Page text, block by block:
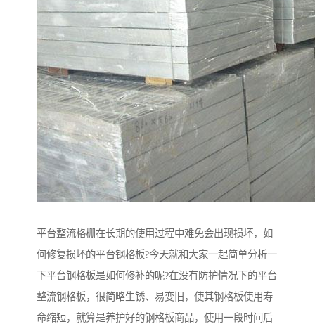
平台整流格栅在长期的使用过程中难免会出现损坏，如
何修复损坏的平台钢格板?今天就和大家一起简单分析一
下平台钢格板是如何修补的呢?在没有防护情况下的平台
整流钢格板，很简略生锈、易变旧，使其钢格板使用寿
命缩短，就算是养护好的钢格板商品，使用一段时间后